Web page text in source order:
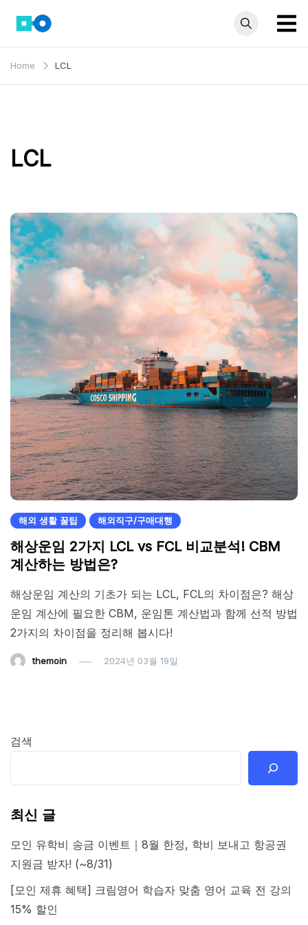
content
모인 해
외송금
Home LCL
LCL
해외 생활 꿀팁 해외직구/구매대행
해상운임 2가지 LCL vs FCL 비교분석! CBM
계산하는 방법은?
해상운임 계산의 기초가 되는 LCL, FCL의 차이점은? 해상
운임 계산에 필요한 CBM, 운임톤 계산법과 함께 선적 방법
2가지의 차이점을 정리해 봅시다!
themoin 2024년 03월 19일
검색
최신 글
모인 유학비 송금 이벤트｜8월 한정, 학비 보내고 항공권
지원금 받자! (~8/31)
[모인 제휴 혜택] 크림영어 학습자 맞춤 영어 교육 전 강의
15% 할인